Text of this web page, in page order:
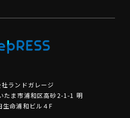
ランドガレージ
たま市浦和区高砂2-1-1 明
生命浦和ビル４F